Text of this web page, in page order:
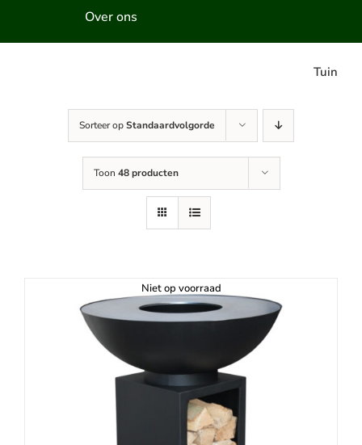
Over ons
Tuin
Sorteer opStandaardvolgorde
Toon 48 producten
Niet op voorraad